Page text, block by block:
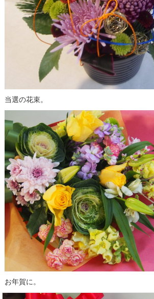
当選の花束。
お年賀に。